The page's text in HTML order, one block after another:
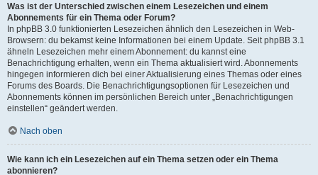
Was ist der Unterschied zwischen einem Lesezeichen und einem
Abonnements für ein Thema oder Forum?
In phpBB 3.0 funktionierten Lesezeichen ähnlich den Lesezeichen in Web-
Browsern: du bekamst keine Informationen bei einem Update. Seit phpBB 3.1
ähneln Lesezeichen mehr einem Abonnement: du kannst eine
Benachrichtigung erhalten, wenn ein Thema aktualisiert wird. Abonnements
hingegen informieren dich bei einer Aktualisierung eines Themas oder eines
Forums des Boards. Die Benachrichtigungsoptionen für Lesezeichen und
Abonnements können im persönlichen Bereich unter „Benachrichtigungen
einstellen“ geändert werden.
Nach oben
Wie kann ich ein Lesezeichen auf ein Thema setzen oder ein Thema
abonnieren?